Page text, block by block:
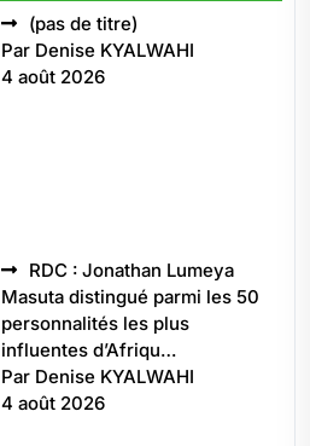
(pas de titre)
5496
Par Denise KYALWAHI
4 août 2026
RDC : Jonathan Lumeya
Masuta distingué parmi les 50
personnalités les plus
influentes d’Afriqu…
Par Denise KYALWAHI
4 août 2026